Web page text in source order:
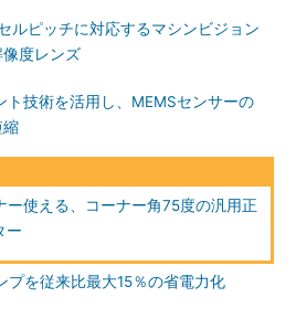
ルピッチに対応するマシンビジョン
度レンズ
ト技術を活用し、MEMSセンサーの
縮
ー使える、コーナー角75度の汎用正
ー
プを従来比最大15％の省電力化